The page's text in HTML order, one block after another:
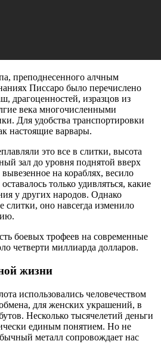
преподнесенного алчным
Писсаро было перечислено
драгоценностей, изразцов из
века многочисленными
Для удобства транспортировки
настоящие варвары.
это все в слитки, высота
зал до уровня поднятой вверх
на кораблях, весило
только удивляться, какие
у других народов. Однако
слитки, оно навсегда изменило
боевых трофеев на современные
четверти миллиарда долларов.
жизни
использовались человечеством
для женских украшений, в
Несколько тысячелетий деньги
единым понятием. Но не
металл сопровождает нас